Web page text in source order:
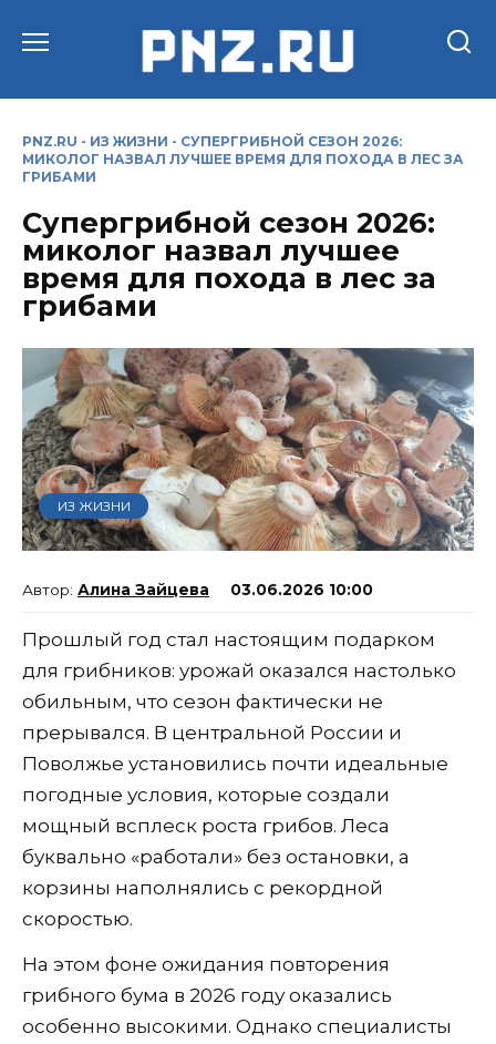
PNZ.RU - ИЗ ЖИЗНИ - СУПЕРГРИБНОЙ СЕЗОН 2026:
МИКОЛОГ НАЗВАЛ ЛУЧШЕЕ ВРЕМЯ ДЛЯ ПОХОДА В ЛЕС ЗА
ГРИБАМИ
Супергрибной сезон 2026:
миколог назвал лучшее
время для похода в лес за
грибами
ИЗ ЖИЗНИ
Алина Зайцева 03.06.2026 10:00
Прошлый год стал настоящим подарком
для грибников: урожай оказался настолько
обильным, что сезон фактически не
прерывался. В центральной России и
Поволжье установились почти идеальные
погодные условия, которые создали
мощный всплеск роста грибов. Леса
буквально «работали» без остановки, а
корзины наполнялись с рекордной
скоростью.
На этом фоне ожидания повторения
грибного бума в 2026 году оказались
особенно высокими. Однако специалисты